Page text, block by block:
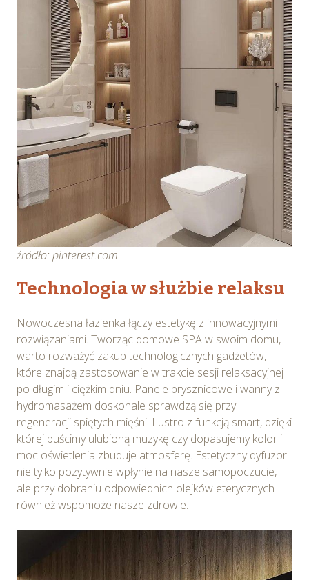
źródło: pinterest.com
Technologia w służbie relaksu
Nowoczesna łazienka łączy estetykę z innowacyjnymi
rozwiązaniami. Tworząc domowe SPA w swoim domu,
warto rozważyć zakup technologicznych gadżetów,
które znajdą zastosowanie w trakcie sesji relaksacyjnej
po długim i ciężkim dniu. Panele prysznicowe i wanny z
hydromasażem doskonale sprawdzą się przy
regeneracji spiętych mięśni. Lustro z funkcją smart, dzięki
której puścimy ulubioną muzykę czy dopasujemy kolor i
moc oświetlenia zbuduje atmosferę. Estetyczny dyfuzor
nie tylko pozytywnie wpłynie na nasze samopoczucie,
ale przy dobraniu odpowiednich olejków eterycznych
również wspomoże nasze zdrowie.